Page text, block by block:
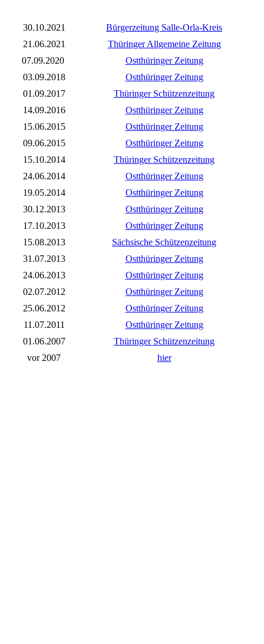
30.10.2021
Bürgerzeitung Salle-Orla-Kreis
21.06.2021
Thüringer Allgemeine Zeitung
07.09.2020
Ostthüringer Zeitung
03.09.2018
Ostthüringer Zeitung
01.09.2017
Thüringer Schützenzeitung
14.09.2016
Ostthüringer Zeitung
15.06.2015
Ostthüringer Zeitung
09.06.2015
Ostthüringer Zeitung
15.10.2014
Thüringer Schützenzeitung
24.06.2014
Ostthüringer Zeitung
19.05.2014
Ostthüringer Zeitung
30.12.2013
Ostthüringer Zeitung
17.10.2013
Ostthüringer Zeitung
15.08.2013
Sächsische Schützenzeitung
31.07.2013
Ostthüringer Zeitung
24.06.2013
Ostthüringer Zeitung
02.07.2012
Ostthüringer Zeitung
25.06.2012
Ostthüringer Zeitung
11.07.2011
Ostthüringer Zeitung
01.06.2007
Thüringer Schützenzeitung
vor 2007
hier